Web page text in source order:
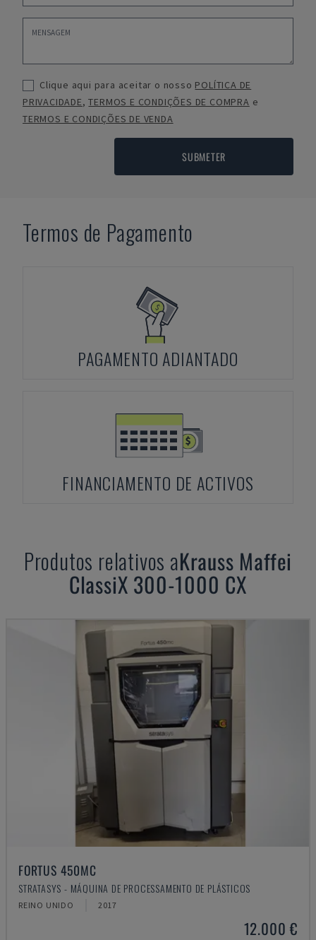
Clique aqui para aceitar o nosso POLÍTICA DE
PRIVACIDADE,TERMOS E CONDIÇÕES DE COMPRA e
TERMOS E CONDIÇÕES DE VENDA
SUBMETER
Termos de Pagamento
PAGAMENTO ADIANTADO
FINANCIAMENTO DE ACTIVOS
Produtos relativos aKrauss Maffei
ClassiX 300-1000 CX
FORTUS 450MC
STRATASYS - MÁQUINA DE PROCESSAMENTO DE PLÁSTICOS
REINO UNIDO 2017
12.000 €